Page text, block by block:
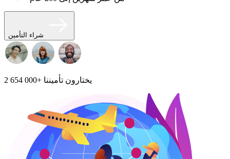
شراء التأمين
2 654 000+ يختارون تأميننا